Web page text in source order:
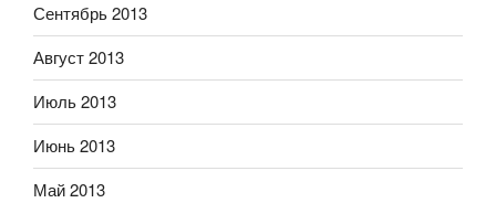
Сентябрь 2013
Август 2013
Июль 2013
Июнь 2013
Май 2013